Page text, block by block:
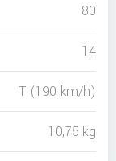
80
14
T (190 km/h)
10,75 kg